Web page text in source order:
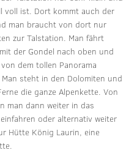
voll ist. Dort kommt auch der
man braucht von dort nur
zur Talstation. Man fährt
der Gondel nach oben und
dem tollen Panorama
steht in den Dolomiten und
die ganze Alpenkette. Von
man dann weiter in das
oder alternativ weiter
Hütte König Laurin, eine